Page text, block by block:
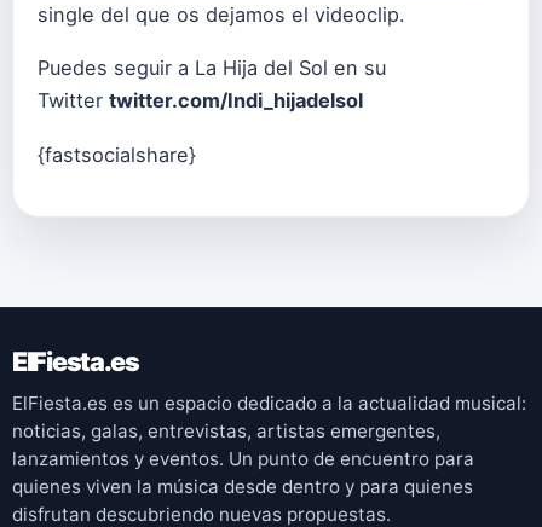
single del que os dejamos el videoclip.
Puedes seguir a La Hija del Sol en su
Twitter twitter.com/Indi_hijadelsol
{fastsocialshare}
ElFiesta.es
ElFiesta.es es un espacio dedicado a la actualidad musical:
noticias, galas, entrevistas, artistas emergentes,
lanzamientos y eventos. Un punto de encuentro para
quienes viven la música desde dentro y para quienes
disfrutan descubriendo nuevas propuestas.